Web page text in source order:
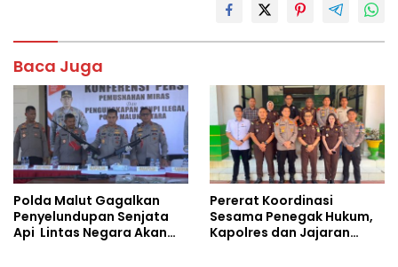
o
o
k
p
p
Baca Juga
Polda Malut Gagalkan
Penyelundupan Senjata
Api Lintas Negara Akan
Pererat Koordinasi
Sesama Penegak Hukum,
Kapolres dan Jajaran